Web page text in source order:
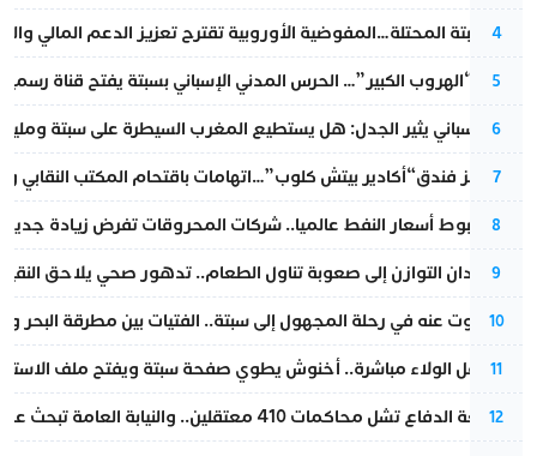
4
أزمة سبتة المحتلة…المفوضية الأوروبية تقترح تعزيز الدعم المالي
5
عملية “الهروب الكبير”… الحرس المدني الإسباني بسبتة يفتح قناة
6
تقرير إسباني يثير الجدل: هل يستطيع المغرب السيطرة على سبتة
7
أزمة تهز فندق“أكادير بيتش كلوب”…اتهامات باقتحام المكتب النقابي
8
رغم هبوط أسعار النفط عالميا.. شركات المحروقات تفرض زيادة
9
من فقدان التوازن إلى صعوبة تناول الطعام.. تدهور صحي يلاحق النقيب
10
المسكوت عنه في رحلة المجهول إلى سبتة.. الفتيات بين مطرقة البحر
11
بعد حفل الولاء مباشرة.. أخنوش يطوي صفحة سبتة ويفتح ملف
12
مقاطعة الدفاع تشل محاكمات 410 معتقلين.. والنيابة العامة تبحث عن حل قانوني